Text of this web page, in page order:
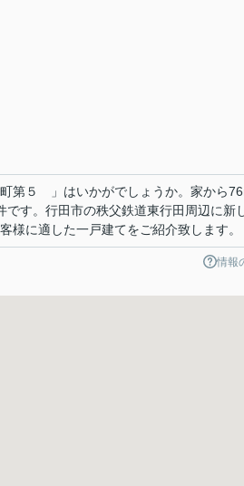
第５ 」はいかがでしょうか。家から
す。行田市の秩父鉄道東行田周辺に新
様に適した一戸建てをご紹介致します。
情報